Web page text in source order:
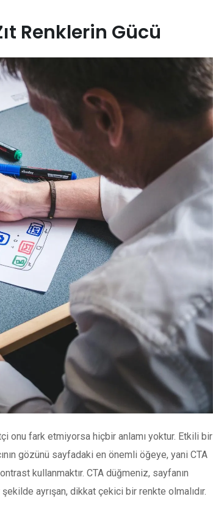
Renklerin Gücü
onu fark etmiyorsa hiçbir anlamı yoktur. Etkili bir
gözünü sayfadaki en önemli öğeye, yani CTA
kullanmaktır. CTA düğmeniz, sayfanın
ayrışan, dikkat çekici bir renkte olmalıdır.